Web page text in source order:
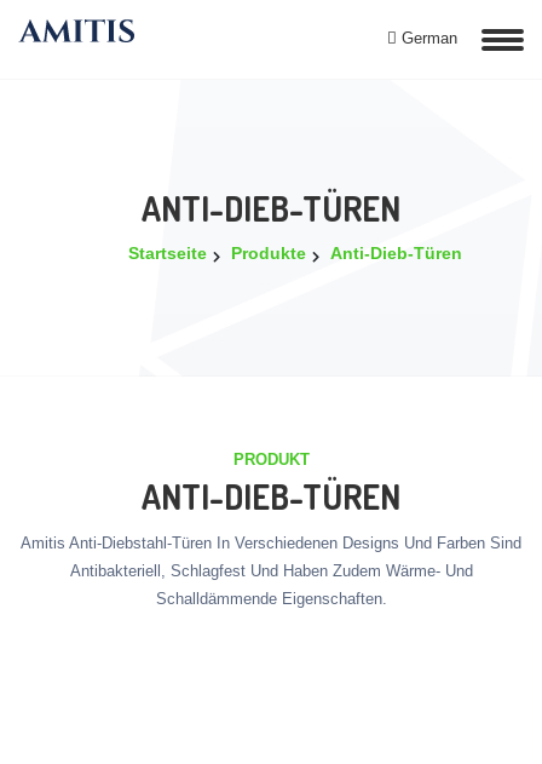
German
ANTI-DIEB-TÜREN
Startseite Produkte Anti-Dieb-Türen
PRODUKT
ANTI-DIEB-TÜREN
Amitis Anti-Diebstahl-Türen In Verschiedenen Designs Und Farben Sind
Antibakteriell, Schlagfest Und Haben Zudem Wärme- Und
Schalldämmende Eigenschaften.